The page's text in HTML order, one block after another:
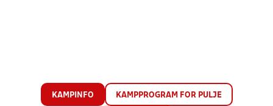
KAMPINFO KAMPPROGRAM FOR PULJE